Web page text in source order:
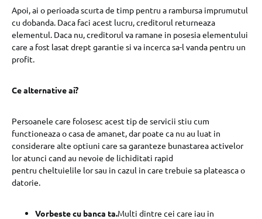
Apoi, ai o perioada scurta de timp pentru a rambursa imprumutul
cu dobanda. Daca faci acest lucru, creditorul returneaza
elementul. Daca nu, creditorul va ramane in posesia elementului
care a fost lasat drept garantie si va incerca sa-l vanda pentru un
profit.
Ce alternative ai?
Persoanele care folosesc acest tip de servicii stiu cum
functioneaza o casa de amanet, dar poate ca nu au luat in
considerare alte optiuni care sa garanteze bunastarea activelor
lor atunci cand au nevoie de lichiditati rapid
pentru cheltuielile lor sau in cazul in care trebuie sa plateasca o
datorie.
Vorbeste cu banca ta.Multi dintre cei care iau in